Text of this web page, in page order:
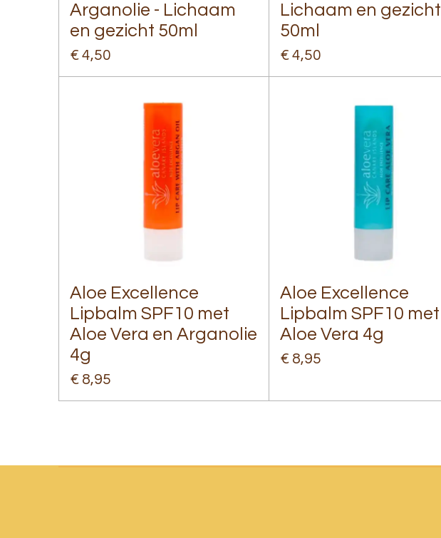
Arganolie - Lichaam
en gezicht 50ml
€ 4,50
Lichaam en gezicht
50ml
€ 4,50
Aloe Excellence
Lipbalm SPF10 met
Aloe Vera en Arganolie
4g
€ 8,95
Aloe Excellence
Lipbalm SPF10 met
Aloe Vera 4g
€ 8,95